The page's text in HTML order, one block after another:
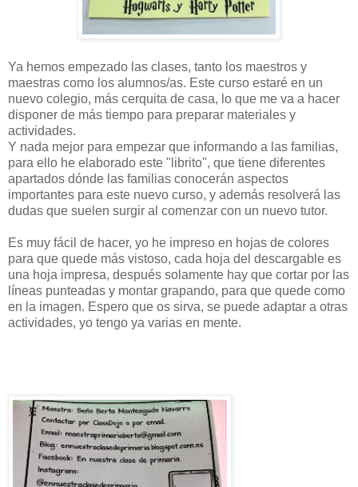
Ya hemos empezado las clases, tanto los maestros y
maestras como los alumnos/as. Este curso estaré en un
nuevo colegio, más cerquita de casa, lo que me va a hacer
disponer de más tiempo para preparar materiales y
actividades.
Y nada mejor para empezar que informando a las familias,
para ello he elaborado este "librito", que tiene diferentes
apartados dónde las familias conocerán aspectos
importantes para este nuevo curso, y además resolverá las
dudas que suelen surgir al comenzar con un nuevo tutor.
Es muy fácil de hacer, yo he impreso en hojas de colores
para que quede más vistoso, cada hoja del descargable es
una hoja impresa, después solamente hay que cortar por las
líneas punteadas y montar grapando, para que quede como
en la imagen. Espero que os sirva, se puede adaptar a otras
actividades, yo tengo ya varias en mente.